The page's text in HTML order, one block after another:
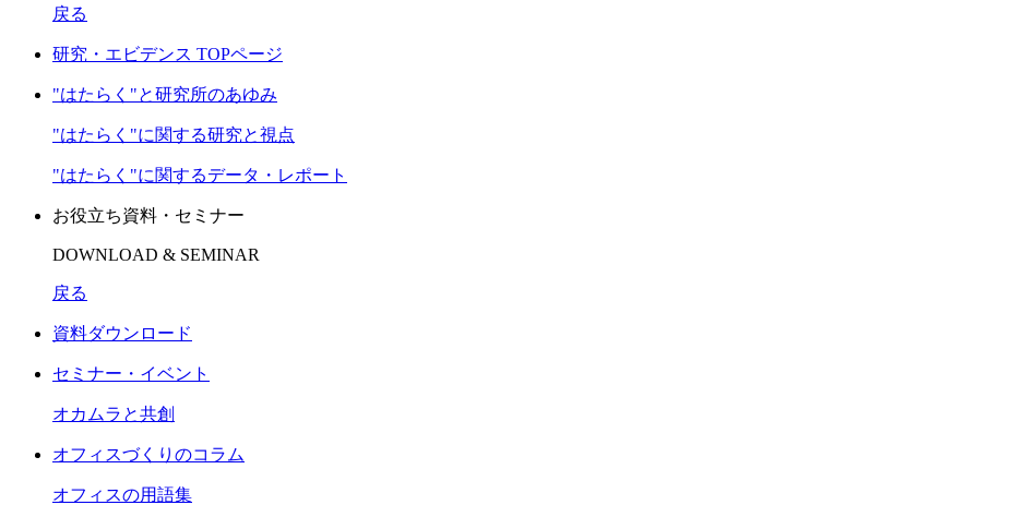
戻る
研究・エビデンス TOPページ
"はたらく"と研究所のあゆみ
"はたらく"に関する研究と視点
"はたらく"に関するデータ・レポート
お役立ち資料・セミナー
DOWNLOAD & SEMINAR
戻る
資料ダウンロード
セミナー・イベント
オカムラと共創
オフィスづくりのコラム
オフィスの用語集